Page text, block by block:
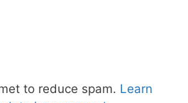
to reduce spam. Learn